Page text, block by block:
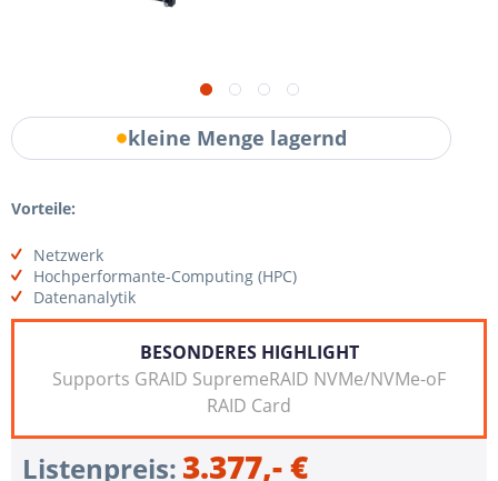
kleine Menge lagernd
Vorteile:
Netzwerk
Hochperformante-Computing (HPC)
Datenanalytik
BESONDERES HIGHLIGHT
Supports GRAID SupremeRAID NVMe/NVMe-oF
RAID Card
Listenpreis: 3.377,- €